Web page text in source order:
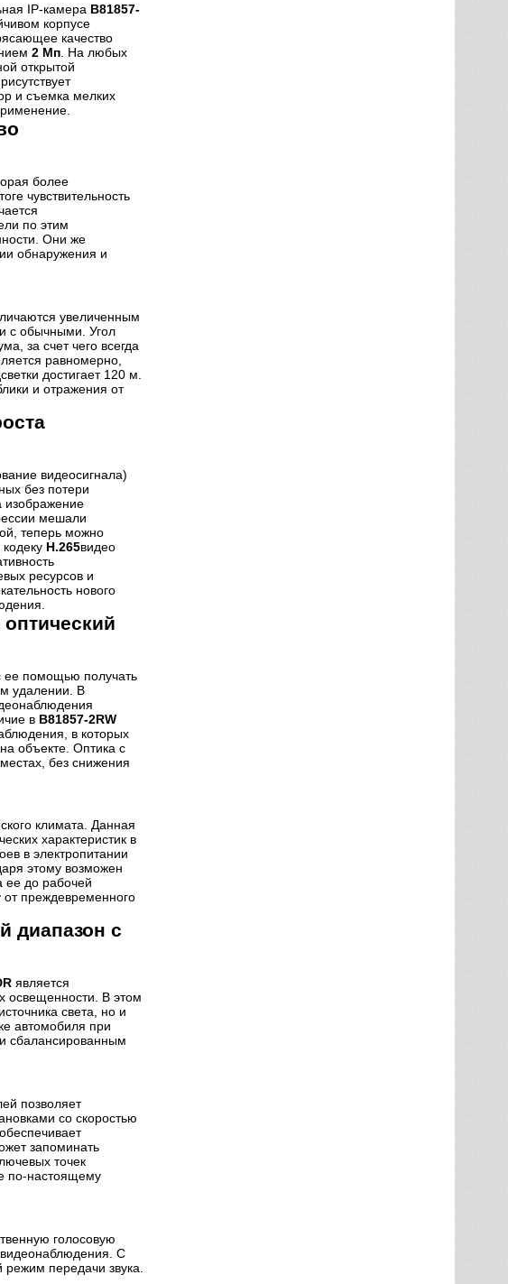
IP-камера B81857-
корпусе
качество
2 Мп . На любых
открытой
и съемка мелких
более
чувствительность
по этим
Они же
обнаружения и
увеличенным
с обычными. Угол
за счет чего всегда
равномерно,
достигает 120 м.
и отражения от
видеосигнала)
без потери
изображение
мешали
теперь можно
H.265видео
ресурсов и
нового
ее помощью получать
удалении. В
в B81857-2RW
в которых
объекте. Оптика с
без снижения
климата. Данная
характеристик в
в электропитании
этому возможен
ее до рабочей
преждевременного
диапазон с
является
освещенности. В этом
света, но и
автомобиля при
сбалансированным
позволяет
со скоростью
запоминать
точек
по-настоящему
голосовую
С
передачи звука.